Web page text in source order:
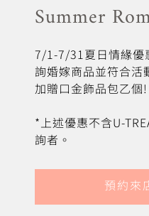
Summer
7/1-7/31夏日情緣優
詢婚嫁商品並符合活
加贈口金飾品包乙個!
*上述優惠不含U-
詢者。
預約來